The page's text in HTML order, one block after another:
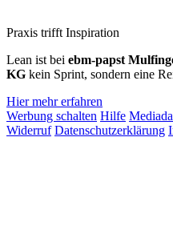
Praxis trifft Inspiration
Lean ist bei ebm‑papst
KG kein Sprint, sondern eine
Hier mehr erfahren
Werbung schalten Hilfe
Widerruf Datenschutzerklärung